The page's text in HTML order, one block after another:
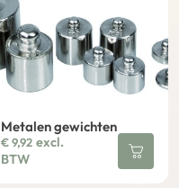
Metalen gewichten
€9,92 excl.
BTW